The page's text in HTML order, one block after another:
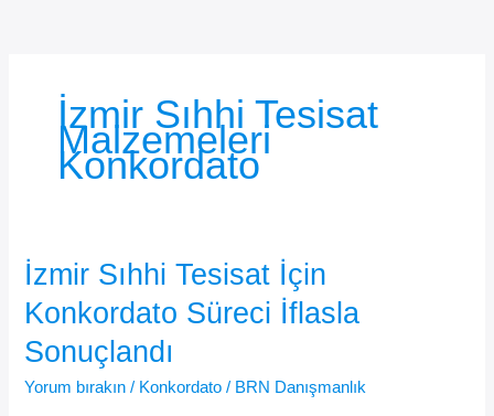
İzmir Sıhhi Tesisat
Malzemeleri
Konkordato
İzmir Sıhhi Tesisat İçin
Konkordato Süreci İflasla
Sonuçlandı
Yorum bırakın / Konkordato / BRN Danışmanlık